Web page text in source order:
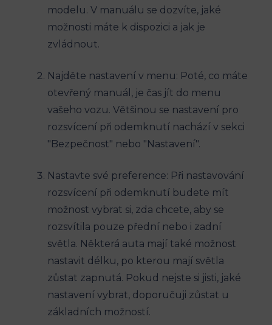
modelu. V manuálu se dozvíte, jaké
možnosti máte k dispozici a jak je
zvládnout.
Najděte nastavení v menu: Poté, co máte
otevřený manuál, je čas jít do menu
vašeho vozu. Většinou se nastavení pro
rozsvícení při odemknutí nachází v sekci
"Bezpečnost" nebo "Nastavení".
Nastavte své preference: Při nastavování
rozsvícení při odemknutí budete mít
možnost vybrat si, zda chcete, aby se
rozsvítila pouze přední nebo i zadní
světla. Některá auta mají také možnost
nastavit délku, po kterou mají světla
zůstat zapnutá. Pokud nejste si jisti, jaké
nastavení vybrat, doporučuji zůstat u
základních možností.